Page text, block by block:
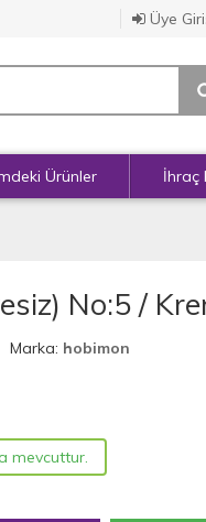
Üye
Ürünler İhraç
No:5 /
Marka: hobimon
mevcuttur.